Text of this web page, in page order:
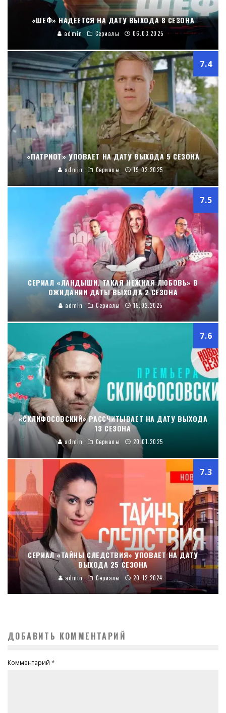
«ШЕФ» НАДЕЕТСЯ НА ДАТУ ВЫХОДА 8 СЕЗОНА
admin Сериалы 06.03.2025
7.4
«ПАТРИОТ» УПОВАЕТ НА ДАТУ ВЫХОДА 5 СЕЗОНА
admin Сериалы 19.02.2025
7.5
СЕРИАЛ «ЛАНДЫШИ. ТАКАЯ НЕЖНАЯ ЛЮБОВЬ» В
ОЖИДАНИИ ДАТЫ ВЫХОДА 2 СЕЗОНА
admin Сериалы 15.02.2025
7.6
«СКЛИФОСОВСКИЙ» РАССЧИТЫВАЕТ НА ДАТУ ВЫХОДА
13 СЕЗОНА
admin Сериалы 20.01.2025
7.3
СЕРИАЛ «ТАЙНЫ СЛЕДСТВИЯ» УПОВАЕТ НА ДАТУ
ВЫХОДА 25 СЕЗОНА
admin Сериалы 20.12.2024
ДОБАВИТЬ КОММЕНТАРИЙ
Комментарий *